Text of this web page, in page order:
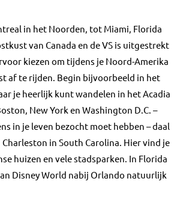
in het Noorden, tot Miami, Florida
van Canada en de VS is uitgestrekt
kiezen om tijdens je Noord-Amerika
af te rijden. Begin bijvoorbeeld in het
je heerlijk kunt wandelen in het Acadia
New York en Washington D.C. –
in je leven bezocht moet hebben – daal
in South Carolina. Hier vind je
huizen en vele stadsparken. In Florida
Disney World nabij Orlando natuurlijk